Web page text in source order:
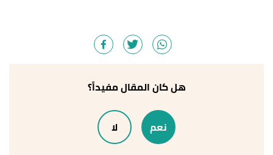
هل كان المقال مفيداً؟
نعم لا